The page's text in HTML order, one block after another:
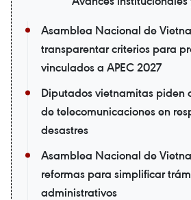
Asamblea Nacional de
transparentar criterios para
vinculados a APEC 2027
Diputados vietnamitas piden
de telecomunicaciones en
desastres
Asamblea Nacional de
reformas para simplificar
administrativos